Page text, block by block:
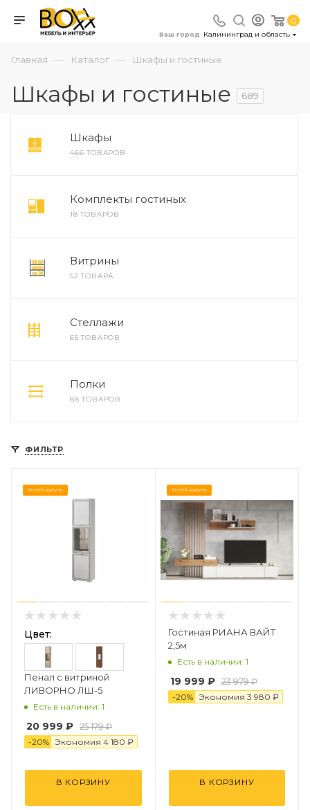
0
Ваш город Калининград и область
Главная — Каталог — Шкафы и гостиные
Шкафы и гостиные 689
Шкафы
466 ТОВАРОВ
Комплекты гостиных
18 ТОВАРОВ
Витрины
52 ТОВАРА
Стеллажи
65 ТОВАРОВ
Полки
88 ТОВАРОВ
ФИЛЬТР
Успей купить
Цвет:
Пенал с витриной
ЛИВОРНО ЛШ-5
Есть в наличии: 1
20 999 ₽ 25 179 ₽
-20% Экономия 4 180 ₽
В КОРЗИНУ
Успей купить
Гостиная РИАНА ВАЙТ
2,5м
Есть в наличии: 1
19 999 ₽ 23 979 ₽
-20% Экономия 3 980 ₽
В КОРЗИНУ